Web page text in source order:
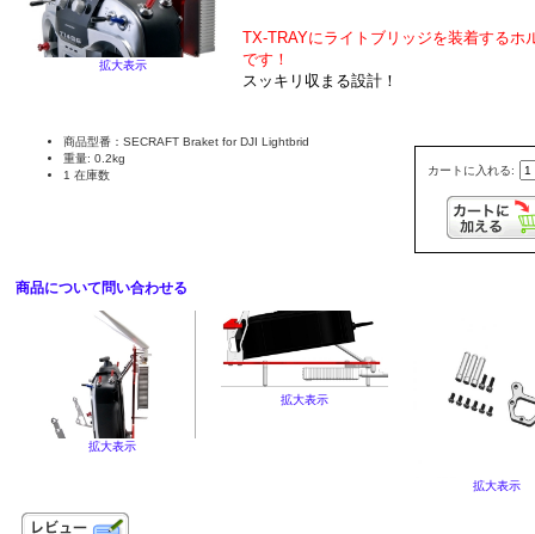
拡大表示
TX-TRAYにライトブリッジを装着するホ
です！
スッキリ収まる設計！
カートに入れる:
商品型番：SECRAFT Braket for DJI Lightbrid
重量: 0.2kg
1 在庫数
商品について問い合わせる
拡大表示
拡大表示
拡大表示